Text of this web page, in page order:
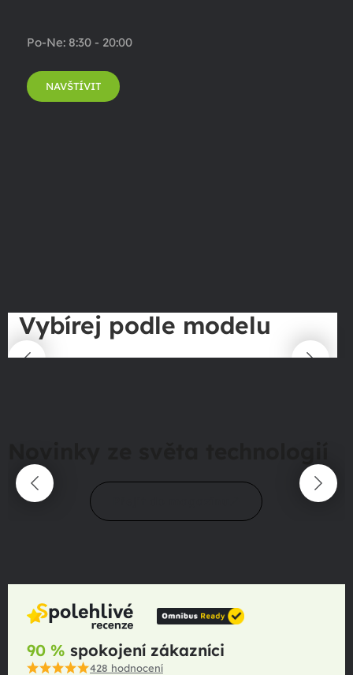
Po-Ne: 8:30 - 20:00
NAVŠTÍVIT
Vybírej podle modelu
90 % spokojení zákazníci
428 hodnocení